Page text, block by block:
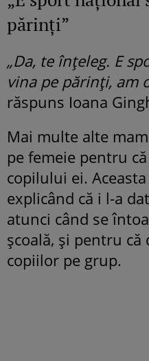
părinți”
„Da, te înțeleg. E
vina pe părinți, am
răspuns Ioana
Mai multe alte
pe femeie pentru
copilului ei.
explicând că i l-a
atunci când se
școală, și pentru
copiilor pe grup.